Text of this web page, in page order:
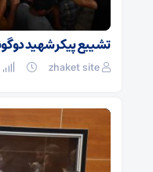
تشییع پیکر شهید
zhaket site